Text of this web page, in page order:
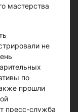
мастерства
не
по
прошли
пресс-служба